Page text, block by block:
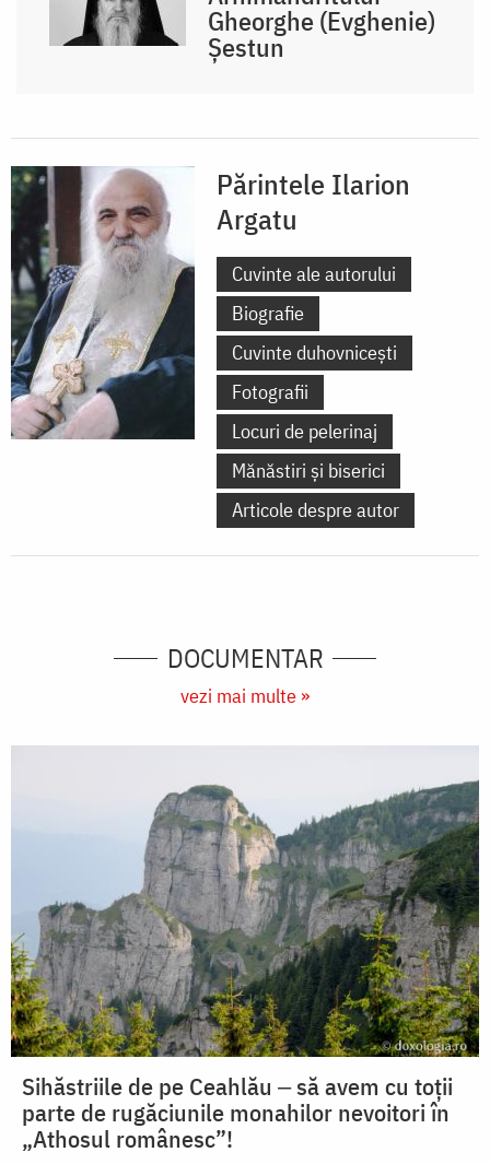
Gheorghe (Evghenie)
Șestun
Părintele Ilarion
Argatu
Cuvinte ale autorului
Biografie
Cuvinte duhovnicești
Fotografii
Locuri de pelerinaj
Mănăstiri și biserici
Articole despre autor
DOCUMENTAR
vezi mai multe »
Sihăstriile de pe Ceahlău ‒ să avem cu toții
parte de rugăciunile monahilor nevoitori în
„Athosul românesc”!